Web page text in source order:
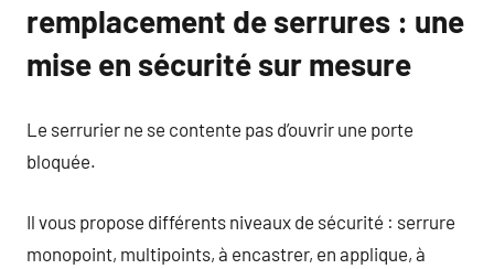
remplacement de serrures : une
mise en sécurité sur mesure
Le serrurier ne se contente pas d’ouvrir une porte
bloquée.
Il vous propose différents niveaux de sécurité : serrure
monopoint, multipoints, à encastrer, en applique, à